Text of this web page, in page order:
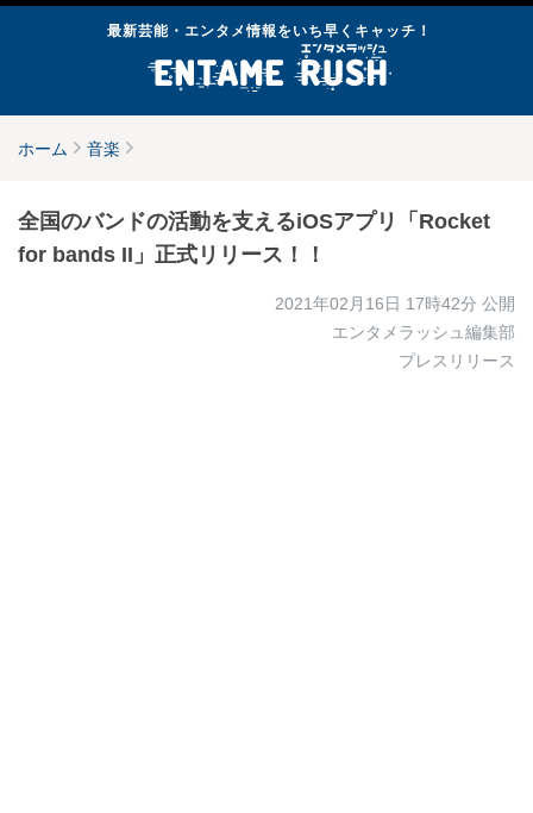
最新芸能・エンタメ情報をいち早くキャッチ！
ホーム 音楽
全国のバンドの活動を支えるiOSアプリ「Rocket
for bands II」正式リリース！！
2021年02月16日 17時42分 公開
エンタメラッシュ編集部
プレスリリース